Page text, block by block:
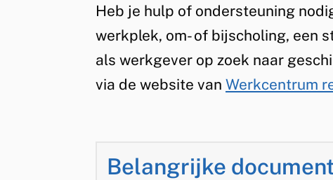
Heb je hulp of ondersteuning
werkplek, om- of bijscholing, een
als werkgever op zoek naar
via de website van Werkcentrum
Belangrijke